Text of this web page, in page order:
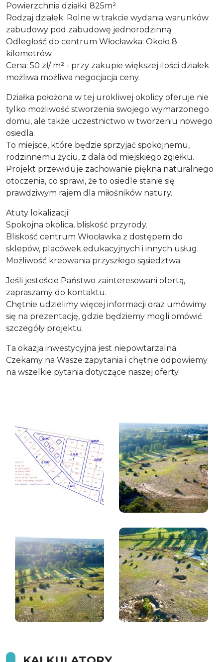
Powierzchnia działki: 825m²
Rodzaj działek: Rolne w trakcie wydania warunków
zabudowy pod zabudowę jednorodzinną
Odległość do centrum Włocławka: Około 8
kilometrów
Cena: 50 zł/ m² - przy zakupie większej ilości działek
możliwa możliwa negocjacja ceny.
Działka położona w tej urokliwej okolicy oferuje nie
tylko możliwość stworzenia swojego wymarzonego
domu, ale także uczestnictwo w tworzeniu nowego
osiedla.
To miejsce, które będzie sprzyjać spokojnemu,
rodzinnemu życiu, z dala od miejskiego zgiełku.
Projekt przewiduje zachowanie piękna naturalnego
otoczenia, co sprawi, że to osiedle stanie się
prawdziwym rajem dla miłośników natury.
Atuty lokalizacji:
Spokojna okolica, bliskość przyrody.
Bliskość centrum Włocławka z dostępem do
sklepów, placówek edukacyjnych i innych usług.
Możliwość kreowania przyszłego sąsiedztwa.
Jeśli jesteście Państwo zainteresowani ofertą,
zapraszamy do kontaktu.
Chętnie udzielimy więcej informacji oraz umówimy
się na prezentację, gdzie będziemy mogli omówić
szczegóły projektu.
Ta okazja inwestycyjna jest niepowtarzalna.
Czekamy na Wasze zapytania i chętnie odpowiemy
na wszelkie pytania dotyczące naszej oferty.